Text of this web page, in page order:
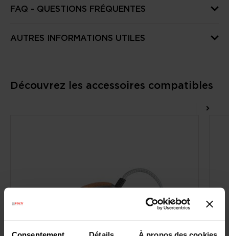
Consentement Détails À propos des cookies
FAQ - QUESTIONS FRÉQUENTES
AUTRES INFORMATIONS UTILES
Découvrez les accessoires compatibles